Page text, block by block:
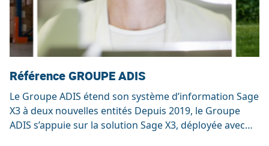
Référence GROUPE ADIS
Le Groupe ADIS étend son système d’information Sage
X3 à deux nouvelles entités Depuis 2019, le Groupe
ADIS s’appuie sur la solution Sage X3, déployée avec